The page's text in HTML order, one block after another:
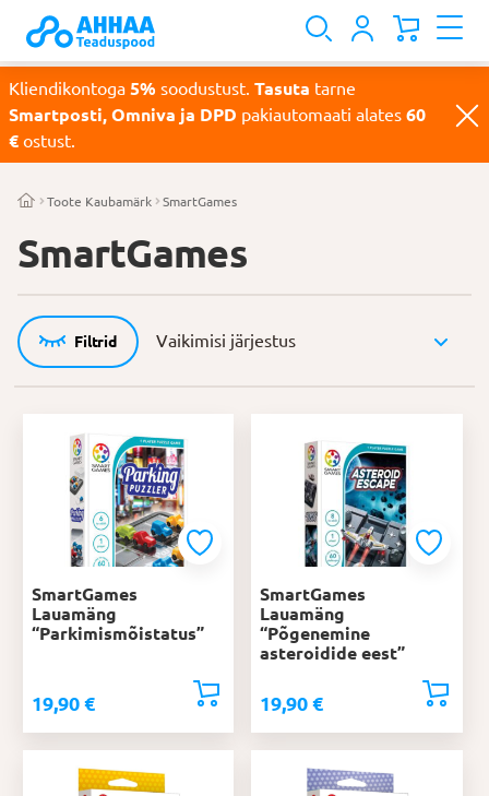
Kliendikontoga 5% soodustust. Tasuta tarne
Smartposti, Omniva ja DPD pakiautomaati alates 60
€ ostust.
Toote Kaubamärk SmartGames
SmartGames
Filtrid
SmartGames
Lauamäng
“Parkimismõistatus”
19,90 €
SmartGames
Lauamäng
“Põgenemine
asteroidide eest”
19,90€